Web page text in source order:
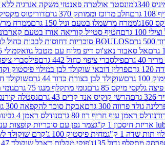
340ג' מונסטר אולטרה פאנטזי משקה אנרגיה ללא סוכר
חלב מרוכז וממותק 370 גרם דוריטוס מקסיקן
ממרח מרשמלו בטעם וניל 150 גרם ממרח
גרם חטיף סטייל קוריאה אורז בטעם קארבונרה 100
BOULOS סוכריות דחוסות לבבות כחול לבן 500 גרם
אל סאבור נאצ'וס דיפ מלוח עם מטבל גוואקמולי 175 גרם
40 גרם פילסברי ציפוי כחול 442 גרם פילסברי ציפוי
פרלין דובאי שוקולד לבן במילוי פיסטוק וקדאיף
גרם שוקולד לבן בצורת כדור 44 גרם שוקולד
גלקסי מיקס 85 גרם גומי מתקלף מנגו 75 גרם גומי
הרשי קוקיס אנד קרים 43 גרם נסטלה
גולד פרווה 300 גרם אבקת סוכר להקפאה 300 גרם
נודלס ראמן עוף חריף רוז 80 גרם נודלס ראמן 4 גבינות 80 גרם
צמר גפן עם סוכריות קופצות
תות שדה 1 ק"ג מחית פיסטוק 100 ג' קרם שוקולד לשמרים
מתקלף גדול 135ג' פוקי מקלות דאבל שוקולד 47 גרם